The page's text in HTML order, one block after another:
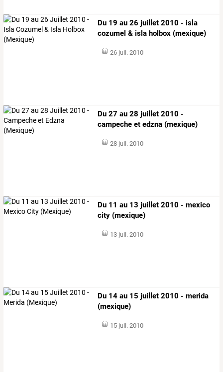
Du 19 au 26 juillet 2010 - isla
cozumel & isla holbox (mexique)
26 juil. 2010
Du 27 au 28 juillet 2010 -
campeche et edzna (mexique)
28 juil. 2010
Du 11 au 13 juillet 2010 - mexico
city (mexique)
13 juil. 2010
Du 14 au 15 juillet 2010 - merida
(mexique)
15 juil. 2010